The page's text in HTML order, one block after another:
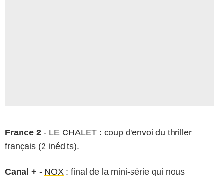
France 2 - LE CHALET : coup d'envoi du thriller
français (2 inédits).
Canal + - NOX : final de la mini-série qui nous